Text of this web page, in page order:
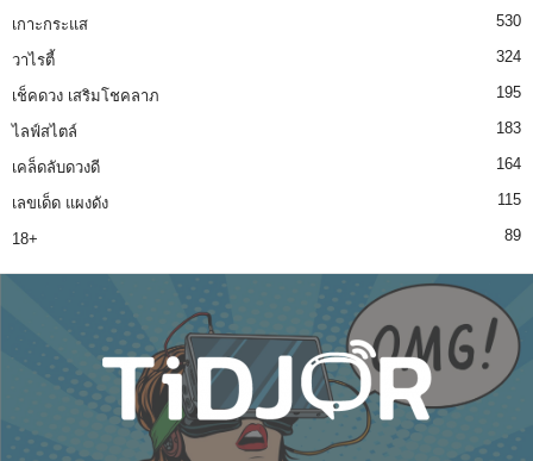
เกาะกระแส 530
วาไรตี้ 324
เช็คดวง เสริมโชคลาภ 195
ไลฟ์สไตล์ 183
เคล็ดลับดวงดี 164
เลขเด็ด แผงดัง 115
18+ 89